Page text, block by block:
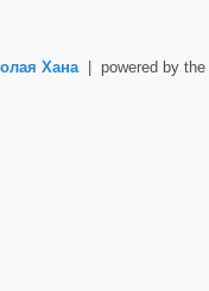
Хана| powered by the